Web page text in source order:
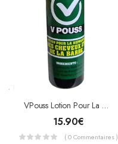
VPouss Lotion Pour La Repousse De Cheveux Et La Barbe 100ml
15.90€
( 0 Commentaires )